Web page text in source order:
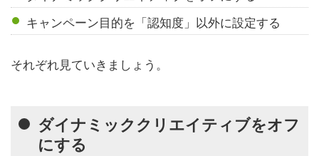
キャンペーン目的を「認知度」以外に設定する
それぞれ見ていきましょう。
ダイナミッククリエイティブをオフ
にする